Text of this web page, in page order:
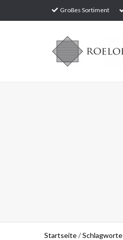
Großes Sortiment
Startseite/Schlagworte